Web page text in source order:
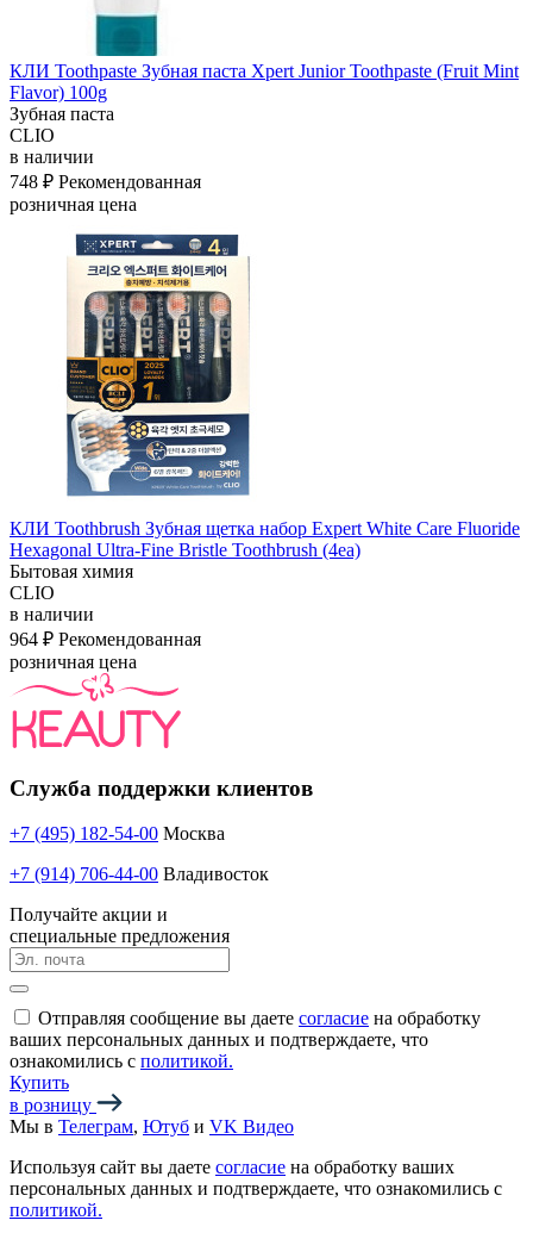
КЛИ Toothpaste Зубная паста Xpert Junior Toothpaste (Fruit Mint
Flavor) 100g
Зубная паста
CLIO
в наличии
748 ₽ Рекомендованная
розничная цена
КЛИ Toothbrush Зубная щетка набор Expert White Care Fluoride
Hexagonal Ultra-Fine Bristle Toothbrush (4ea)
Бытовая химия
CLIO
в наличии
964 ₽ Рекомендованная
розничная цена
Служба поддержки клиентов
+7 (495) 182-54-00 Москва
+7 (914) 706-44-00 Владивосток
Получайте акции и
специальные предложения
Отправляя сообщение вы даете согласие на обработку
ваших персональных данных и подтверждаете, что
ознакомились с политикой.
Купить
в розницу
Мы в Телеграм, Ютуб и VK Видео
Используя сайт вы даете согласие на обработку ваших
персональных данных и подтверждаете, что ознакомились с
политикой.